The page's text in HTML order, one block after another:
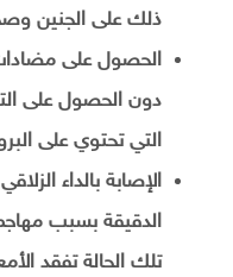
ذلك على الجنين
الحصول على مضادات
دون الحصول على
التي تحتوي على
الإصابة بالداء
الدقيقة بسبب
تلك الحالة تفقد